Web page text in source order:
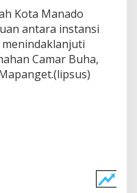
Kota Manado
antara instansi
Camar Buha,